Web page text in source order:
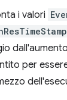
i valori
per